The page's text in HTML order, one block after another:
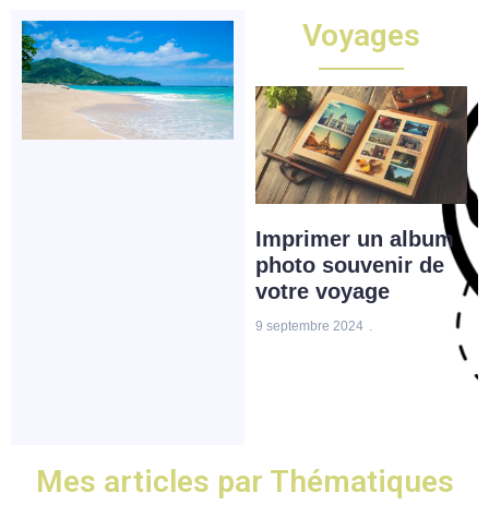
Voyages
Imprimer un album
photo souvenir de
votre voyage
9 septembre 2024
Mes articles par Thématiques